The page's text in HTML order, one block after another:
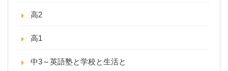
高2
高1
中3～英語塾と学校と生活と